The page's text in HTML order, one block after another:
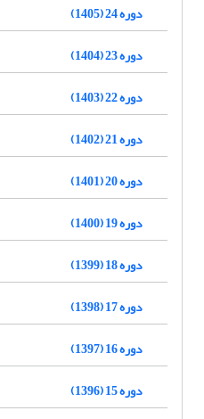
دوره 24 (1405)
دوره 23 (1404)
دوره 22 (1403)
دوره 21 (1402)
دوره 20 (1401)
دوره 19 (1400)
دوره 18 (1399)
دوره 17 (1398)
دوره 16 (1397)
دوره 15 (1396)